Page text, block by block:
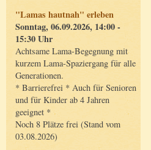
"Lamas hautnah" erleben
Sonntag, 06.09.2026, 14:00 -
15:30 Uhr
Achtsame Lama-Begegnung mit
kurzem Lama-Spaziergang für alle
Generationen.
* Barrierefrei * Auch für Senioren
und für Kinder ab 4 Jahren
geeignet *
Noch 8 Plätze frei (Stand vom
03.08.2026)